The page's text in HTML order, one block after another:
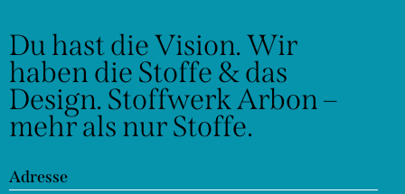
Du hast die Vision.Wir
haben die Stoffe & das
Design. Stoffwerk Arbon –
mehr als nur Stoffe.
Adresse